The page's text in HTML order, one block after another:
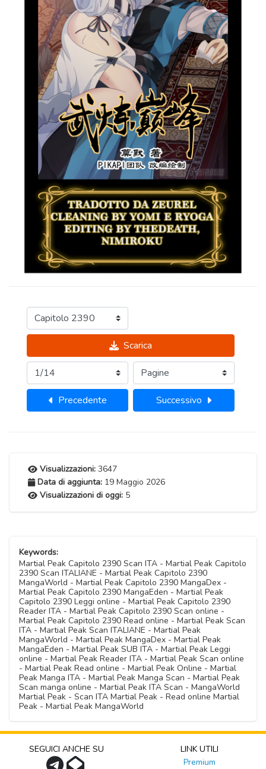
Scarica
Precedente Successivo
Visualizzazioni: 3647
Data di aggiunta: 19 Maggio 2026
Visualizzazioni di oggi: 5
Keywords:
Martial Peak Capitolo 2390 Scan ITA - Martial Peak Capitolo
2390 Scan ITALIANE - Martial Peak Capitolo 2390
MangaWorld - Martial Peak Capitolo 2390 MangaDex -
Martial Peak Capitolo 2390 MangaEden - Martial Peak
Capitolo 2390 Leggi online - Martial Peak Capitolo 2390
Reader ITA - Martial Peak Capitolo 2390 Scan online -
Martial Peak Capitolo 2390 Read online - Martial Peak Scan
ITA - Martial Peak Scan ITALIANE - Martial Peak
MangaWorld - Martial Peak MangaDex - Martial Peak
MangaEden - Martial Peak SUB ITA - Martial Peak Leggi
online - Martial Peak Reader ITA - Martial Peak Scan online
- Martial Peak Read online - Martial Peak Online - Martial
Peak Manga ITA - Martial Peak Manga Scan - Martial Peak
Scan manga online - Martial Peak ITA Scan - MangaWorld
Martial Peak - Scan ITA Martial Peak - Read online Martial
Peak - Martial Peak MangaWorld
SEGUICI ANCHE SU
LINK UTILI
Premium